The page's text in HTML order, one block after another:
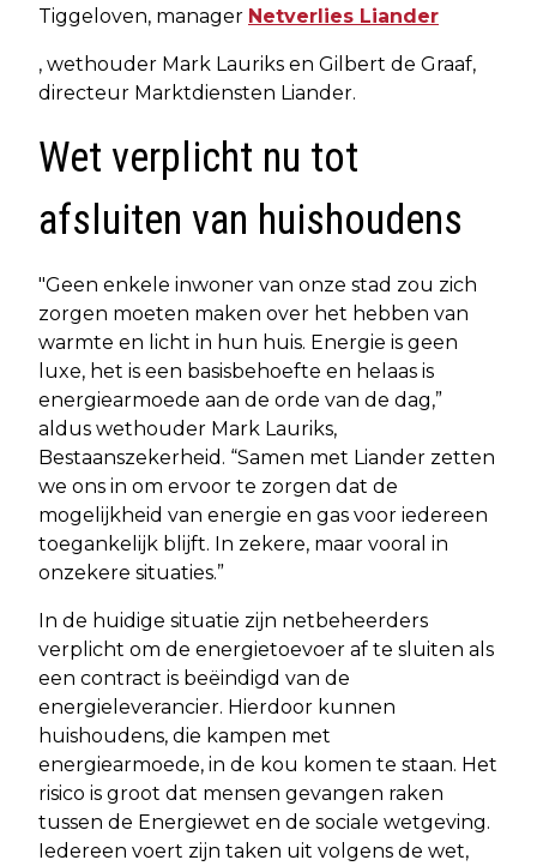
Tiggeloven, manager Netverlies Liander
, wethouder Mark Lauriks en Gilbert de Graaf,
directeur Marktdiensten Liander.
Wet verplicht nu tot
afsluiten van huishoudens
"Geen enkele inwoner van onze stad zou zich
zorgen moeten maken over het hebben van
warmte en licht in hun huis. Energie is geen
luxe, het is een basisbehoefte en helaas is
energiearmoede aan de orde van de dag,”
aldus wethouder Mark Lauriks,
Bestaanszekerheid. “Samen met Liander zetten
we ons in om ervoor te zorgen dat de
mogelijkheid van energie en gas voor iedereen
toegankelijk blijft. In zekere, maar vooral in
onzekere situaties.”
In de huidige situatie zijn netbeheerders
verplicht om de energietoevoer af te sluiten als
een contract is beëindigd van de
energieleverancier. Hierdoor kunnen
huishoudens, die kampen met
energiearmoede, in de kou komen te staan. Het
risico is groot dat mensen gevangen raken
tussen de Energiewet en de sociale wetgeving.
Iedereen voert zijn taken uit volgens de wet,